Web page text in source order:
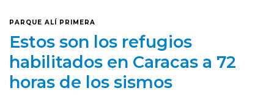
PARQUE ALÍ PRIMERA
Estos son los refugios
habilitados en Caracas a 72
horas de los sismos